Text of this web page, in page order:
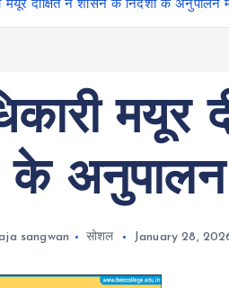
मयूर दीक्षित ने शासन के निर्देशों के अनुपालन
मयूर
के
sangwan सोशल January 28,